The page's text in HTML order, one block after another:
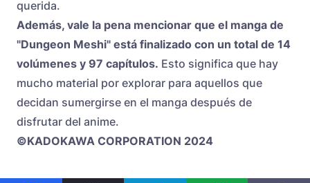
querida.
Además, vale la pena mencionar que el manga de
"Dungeon Meshi" está finalizado con un total de 14
volúmenes y 97 capítulos. Esto significa que hay
mucho material por explorar para aquellos que
decidan sumergirse en el manga después de
disfrutar del anime.
©KADOKAWA CORPORATION 2024